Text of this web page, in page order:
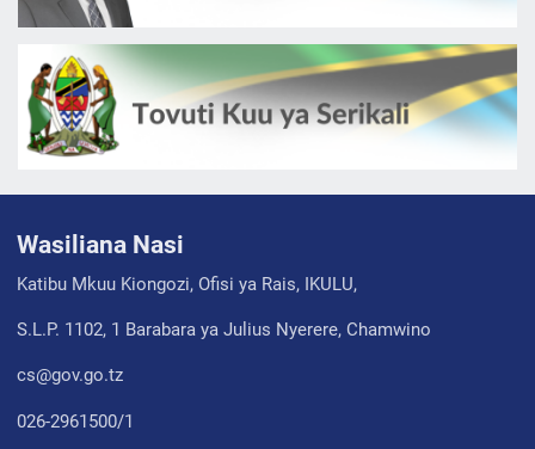
Wasiliana Nasi
Katibu Mkuu Kiongozi, Ofisi ya Rais, IKULU,
S.L.P. 1102, 1 Barabara ya Julius Nyerere, Chamwino
cs@gov.go.tz
026-2961500/1